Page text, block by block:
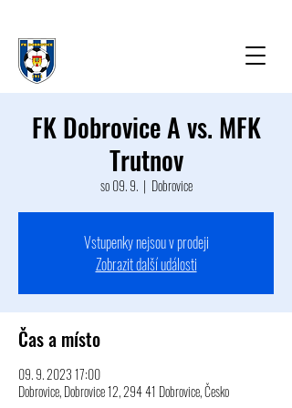
FK Dobrovice A vs. MFK
Trutnov
so 09. 9.
  |
Dobrovice
Vstupenky nejsou v prodeji
Zobrazit další události
Čas a místo
09. 9. 2023 17:00
Dobrovice, Dobrovice 12, 294 41 Dobrovice, Česko